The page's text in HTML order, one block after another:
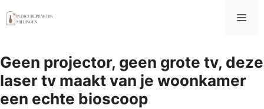
naar
Geen projector, geen grote tv, deze
laser tv maakt van je woonkamer
een echte bioscoop